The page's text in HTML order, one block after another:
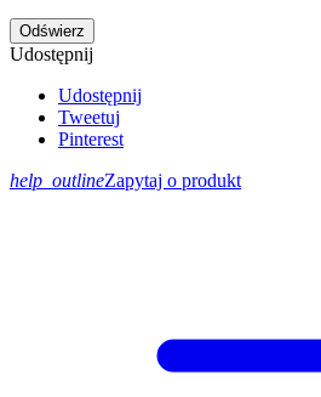
Udostępnij
Udostępnij
Tweetuj
Pinterest
help_outlineZapytaj o produkt